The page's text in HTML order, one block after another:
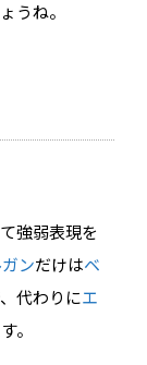
うね。
強弱表現を
ンだけはベ
代わりにエ
。